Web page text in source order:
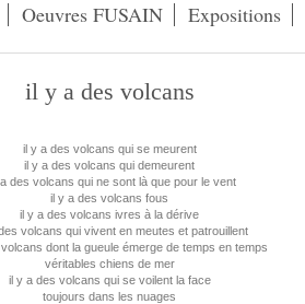
Oeuvres FUSAIN Expositions
il y a des volcans
il y a des volcans qui se meurent
il y a des volcans qui demeurent
des volcans qui ne sont là que pour le vent
il y a des volcans fous
il y a des volcans ivres à la dérive
volcans qui vivent en meutes et patrouillent
dont la gueule émerge de temps en temps
véritables chiens de mer
il y a des volcans qui se voilent la face
toujours dans les nuages